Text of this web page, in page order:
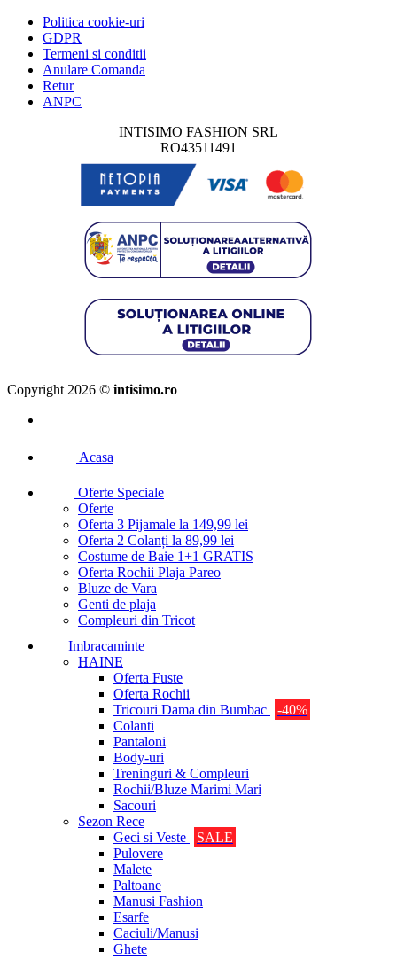
Politica cookie-uri
GDPR
Termeni si conditii
Anulare Comanda
Retur
ANPC
INTISIMO FASHION SRL
RO43511491
Copyright 2026 © intisimo.ro
Acasa
Oferte Speciale
Oferte
Oferta 3 Pijamale la 149,99 lei
Oferta 2 Colanți la 89,99 lei
Costume de Baie 1+1 GRATIS
Oferta Rochii Plaja Pareo
Bluze de Vara
Genti de plaja
Compleuri din Tricot
Imbracaminte
HAINE
Oferta Fuste
Oferta Rochii
Tricouri Dama din Bumbac
-40%
Colanti
Pantaloni
Body-uri
Treninguri & Compleuri
Rochii/Bluze Marimi Mari
Sacouri
Sezon Rece
Geci si Veste
SALE
Pulovere
Malete
Paltoane
Manusi Fashion
Esarfe
Caciuli/Manusi
Ghete